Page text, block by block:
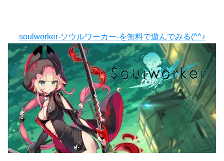
soulworker-ソウルワーカー-を無料で遊んでみる(^^♪